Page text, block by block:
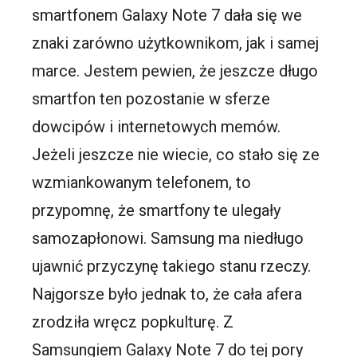
smartfonem Galaxy Note 7 dała się we
znaki zarówno użytkownikom, jak i samej
marce. Jestem pewien, że jeszcze długo
smartfon ten pozostanie w sferze
dowcipów i internetowych memów.
Jeżeli jeszcze nie wiecie, co stało się ze
wzmiankowanym telefonem, to
przypomnę, że smartfony te ulegały
samozapłonowi. Samsung ma niedługo
ujawnić przyczynę takiego stanu rzeczy.
Najgorsze było jednak to, że cała afera
zrodziła wręcz popkulturę. Z
Samsungiem Galaxy Note 7 do tej pory